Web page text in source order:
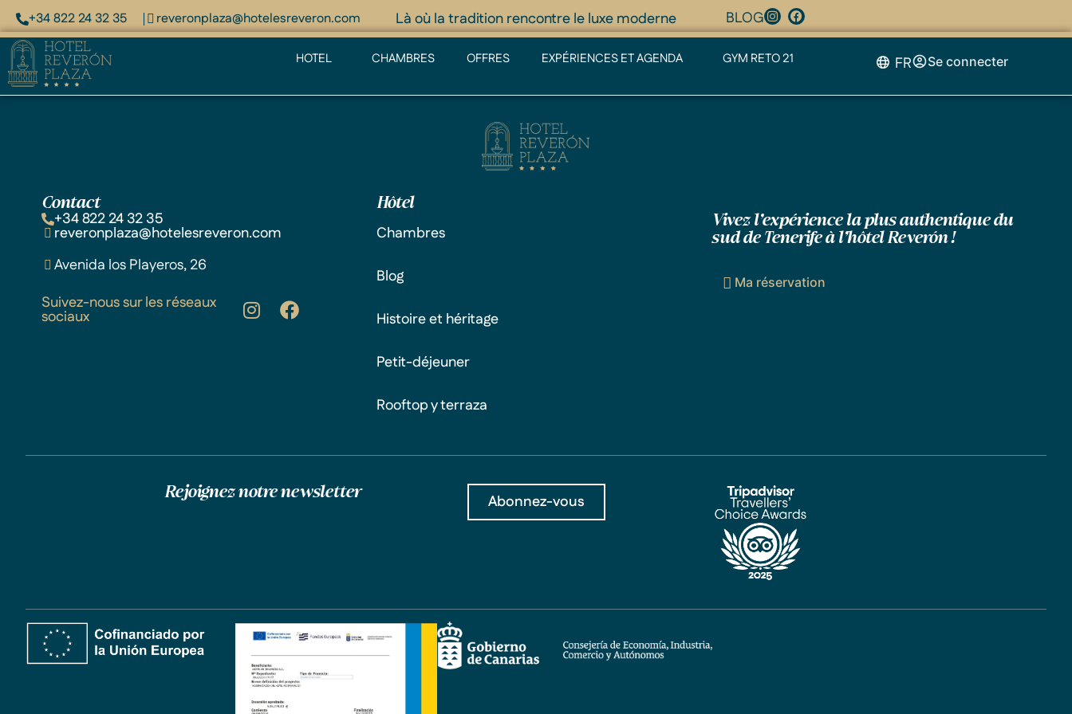
+34 822 24 32 35 reveronplaza@hotelesreveron.com Là où la tradition rencontre le luxe moderne BLOG
HOTEL CHAMBRES OFFRES EXPÉRIENCES ET AGENDA GYM RETO 21 FR Se connecter
Contact
+34 822 24 32 35
reveronplaza@hotelesreveron.com
Avenida los Playeros, 26
Suivez-nous sur les réseaux
sociaux
Hôtel
Chambres
Blog
Histoire et héritage
Petit-déjeuner
Rooftop y terraza
Vivez l’expérience la plus authentique du
sud de Tenerife à l’hôtel Reverón !
Ma réservation
Rejoignez notre newsletter Abonnez-vous